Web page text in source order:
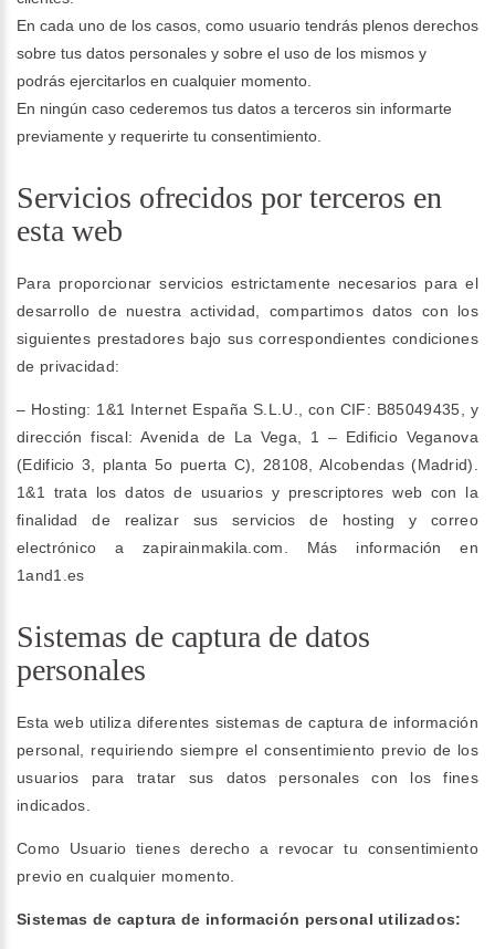
En cada uno de los casos, como usuario tendrás plenos derechos
sobre tus datos personales y sobre el uso de los mismos y
podrás ejercitarlos en cualquier momento.
En ningún caso cederemos tus datos a terceros sin informarte
previamente y requerirte tu consentimiento.
Servicios ofrecidos por terceros en
esta web
Para proporcionar servicios estrictamente necesarios para el
desarrollo de nuestra actividad, compartimos datos con los
siguientes prestadores bajo sus correspondientes condiciones
de privacidad:
– Hosting: 1&1 Internet España S.L.U., con CIF: B85049435, y
dirección fiscal: Avenida de La Vega, 1 – Edificio Veganova
(Edificio 3, planta 5o puerta C), 28108, Alcobendas (Madrid).
1&1 trata los datos de usuarios y prescriptores web con la
finalidad de realizar sus servicios de hosting y correo
electrónico a zapirainmakila.com. Más información en
1and1.es
Sistemas de captura de datos
personales
Esta web utiliza diferentes sistemas de captura de información
personal, requiriendo siempre el consentimiento previo de los
usuarios para tratar sus datos personales con los fines
indicados.
Como Usuario tienes derecho a revocar tu consentimiento
previo en cualquier momento.
Sistemas de captura de información personal utilizados: